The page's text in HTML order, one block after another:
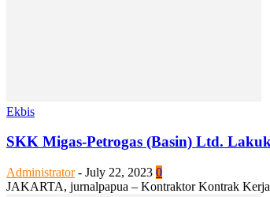
Ekbis
SKK Migas-Petrogas (Basin) Ltd.
Administrator - July 22, 2023 0
JAKARTA, jurnalpapua – Kontraktor Kontrak